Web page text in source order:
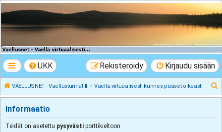
VAELLUSNET -
Vaellusturinat II
UKK Kirjaudu sisään
Rekisteröidy
VAELLUSNET - Vaellusturinat II Vaella virtuaalisesti kunnes pääset oikeasti
t
Informaatio
Teidät on asetettu pysyvästi porttikieltoon.